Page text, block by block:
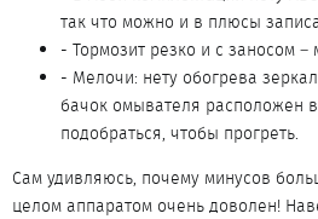
так что можно и в плюсы
- Тормозит резко и с заносом
- Мелочи: нету обогрева
бачок омывателя расположен
подобраться, чтобы прогреть.
Сам удивляюсь, почему минусов
целом аппаратом очень доволен!